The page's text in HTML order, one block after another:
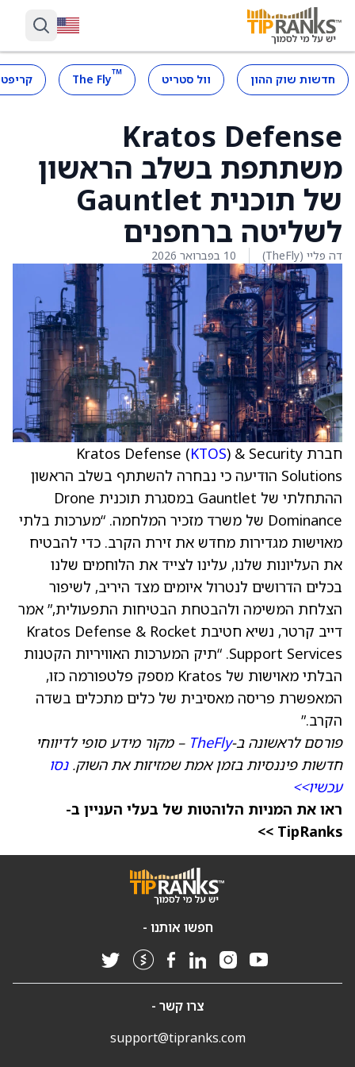
חדשות שוק ההון וול סטריט ™
The Fly
Kratos Defense
משתתפת בשלב הראשון
של תוכנית Gauntlet
לשליטה ברחפנים
דה פליי (TheFly) 10 בפברואר 2026
חברת Kratos Defense ( KTOS) & Security
Solutions הודיעה כי נבחרה להשתתף בשלב הראשון
ההתחלתי של Gauntlet במסגרת תוכנית Drone
Dominance של משרד מזכיר המלחמה. “מערכות בלתי
מאוישות מגדירות מחדש את זירת הקרב. כדי להבטיח
את העליונות שלנו, עלינו לצייד את הלוחמים שלנו
בכלים הדרושים לנטרול איומים מצד היריב, לשיפור
הצלחת המשימה ולהבטחת הבטיחות התפעולית,” אמר
דייב קרטר, נשיא חטיבת Kratos Defense & Rocket
Support Services. “תיק המערכות האוויריות הקטנות
הבלתי מאוישות של Kratos מספק פלטפורמה כזו,
המאפשרת פריסה מאסיבית של כלים מתכלים בשדה
הקרב.”
פורסם לראשונה ב-TheFly – מקור מידע סופי לדיווחי
חדשות פיננסיות בזמן אמת שמזיזות את השוק.נסו
עכשיו>>
ראו את המניות הלוהטות של בעלי העניין ב-
TipRanks >>
חפשו אותנו -
צרו קשר -
support@tipranks.com